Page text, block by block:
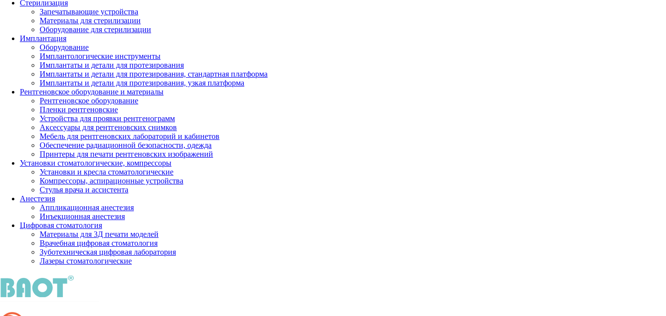
Стерилизация
Запечатывающие устройства
Материалы для стерилизации
Оборудование для стерилизации
Имплантация
Оборудование
Имплантологические инструменты
Имплантаты и детали для протезирования
Имплантаты и детали для протезирования, стандартная платформа
Имплантаты и детали для протезирования, узкая платформа
Рентгеновское оборудование и материалы
Рентгеновское оборудование
Пленки рентгеновские
Устройства для проявки рентгенограмм
Аксессуары для рентгеновских снимков
Мебель для рентгеновских лабораторий и кабинетов
Обеспечение радиационной безопасности, одежда
Принтеры для печати рентгеновских изображений
Установки стоматологические, компрессоры
Установки и кресла стоматологические
Компрессоры, аспирационные устройства
Стулья врача и ассистента
Анестезия
Аппликационная анестезия
Инъекционная анестезия
Цифровая стоматология
Материалы для 3Д печати моделей
Врачебная цифровая стоматология
Зуботехническая цифровая лаборатория
Лазеры стоматологические